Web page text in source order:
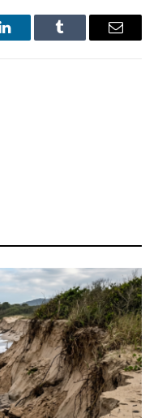
LinkedInTumblr Email